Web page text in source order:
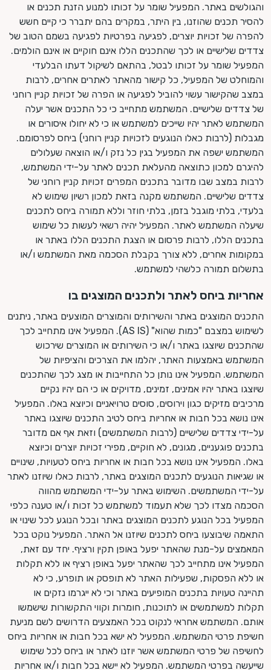
והגולשים באתר. המפעיל שומר על זכותו למנוע הזנת תכנים או
להסיר תכנים שהוזנו, בין היתר, במקרים בהם יתברר כי קיים חשש
להפרה של זכויות יוצרים, לפגיעה בפרטיות לפגיעה בשמם הטוב של
צדדים שלישיים או לכך שהתכנים הללו אינם חוקיים או אינם הולמים.
המפעיל שומר על זכותו לבטל, בהתאם לשיקול דעתו הבלעדי
והמוחלט של המפעיל, כל קישור מהאתר לאתרים אחרים, לרבות
במצב שהקישור עשוי להוביל לפגיעה או הפרה של זכויות קניין רוחני
של צדדים שלישיים. המשתמש מתחייב כי כל התכנים אשר יעלה
המשתמש לאתר יהיו שייכים למשתמש או כי לא יחולו איסורים או
מגבלות (לרבות כאלו הנוגעים לזכויות קניין רוחני) ביחס לפרסומם.
המשתמש ישפה את המפעיל בגין כל נזק ו/או הוצאה שעלולים
להיגרם למכון כתוצאה מהעלאת תכנים לאתר על-ידי המשתמש,
לרבות במצב שבו מדובר בתכנים המפרים זכויות קניין רוחני של
צדדים שלישיים. המשתמש מקנה בזאת למכון רשיון שימוש לא
בלעדי, בלתי מוגבל בזמן, בלתי חוזר וללא תמורה ביחס לתכנים
שיעלה המשתמש לאתר. המפעיל יהיה רשאי לעשות כל שימוש
בתכנים הללו, לרבות פרסום או הצגת התכנים הללו באתר או
במקומות אחרים, ללא צורך בקבלת הסכמה מאת המשתמש ו/או
בתשלום תמורה כלשהי למשתמש.
אחריות ביחס לאתר ולתכנים המוצגים בו
התכנים המוצגים באתר והשירותים והמוצרים המוצעים באתר, ניתנים
לשימוש במצבם "כמות שהוא" (AS IS). המפעיל אינו מתחייב לכך
שהתכנים שיוצגו באתר ו/או כי השירותים או המוצרים שירכוש
המשתמש באמצעות האתר, יהלמו את הצרכים והציפיות של
המשתמש. המפעיל אינו נותן כל התחייבות או מצג לכך שהתכנים
שיוצגו באתר יהיו אמינים, זמינים, מדויקים או כי הם יהיו נקיים
מרכיבים מזיקים כגון וירוסים, סוסים טרויאניים וכיוצא באלו. המפעיל
אינו נושא בכל חבות או אחריות ביחס לטיב התכנים שיוצגו באתר
על-ידי צדדים שלישיים (לרבות המשתמשים) וזאת אף אם מדובר
בתכנים פוגעניים, מגונים, לא חוקיים, מפירי זכויות יוצרים וכיוצא
באלו. המפעיל אינו נושא בכל חבות או אחריות ביחס לטעויות, שינויים
או שגיאות הנוגעים לתכנים המוצגים באתר, לרבות כאלו שיוזנו לאתר
על-ידי המשתמשים. השימוש באתר על-ידי המשתמש מהווה
הסכמה מצדו לכך שלא תעמוד למשתמש כל זכות ו/או טענה כלפי
המפעיל בכל הנוגע לתכנים המוצגים באתר ובכל הנוגע לכל שינוי או
התאמה שיבוצעו ביחס לתכנים שיוזנו אל האתר. המפעיל נוקט בכל
המאמצים על-מנת שהאתר יפעל באופן תקין ורציף. יחד עם זאת,
המפעיל אינו מתחייב לכך שהאתר יפעל באופן רציף או ללא תקלות
או ללא הפסקות, שפעילות האתר לא תופסק או תופרע, כי לא
תהיינה טעויות בתכנים המופיעים באתר וכי לא ייגרמו נזקים או
תקלות למשתמשים או לתוכנות, חומרות וקווי התקשורות שישמשו
אותם. המשתמש אחראי לנקוט בכל האמצעים הדרושים לשם מניעת
חשיפת פרטי המשתמש. המפעיל לא ישא בכל חבות או אחריות ביחס
לחשיפה של פרטי המשתמש אשר יוזנו לאתר או ביחס לכל שימוש
שייעשה בפרטי המשתמש. המפעיל לא יישא בכל חבות ו/או אחריות